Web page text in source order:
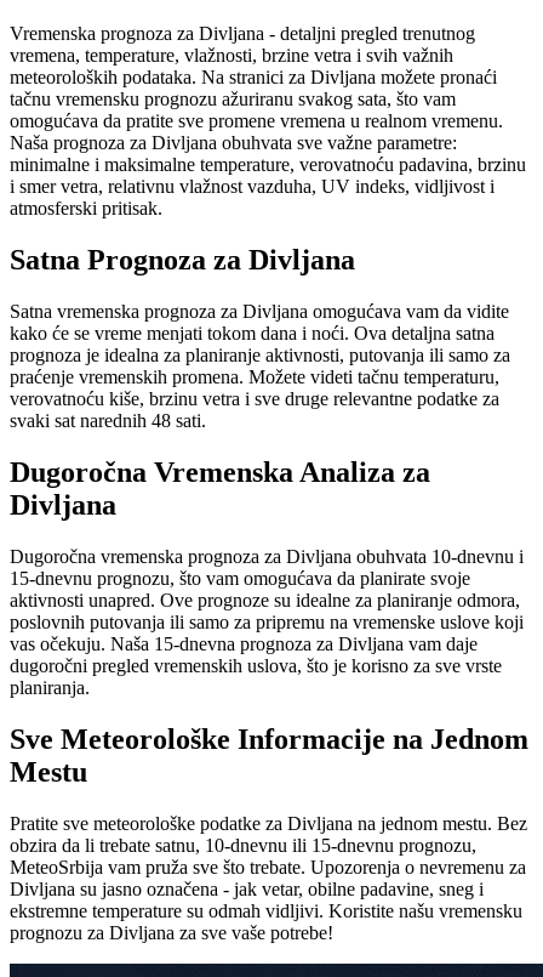
Vremenska prognoza za Divljana - detaljni pregled trenutnog
vremena, temperature, vlažnosti, brzine vetra i svih važnih
meteoroloških podataka. Na stranici za Divljana možete pronaći
tačnu vremensku prognozu ažuriranu svakog sata, što vam
omogućava da pratite sve promene vremena u realnom vremenu.
Naša prognoza za Divljana obuhvata sve važne parametre:
minimalne i maksimalne temperature, verovatnoću padavina, brzinu
i smer vetra, relativnu vlažnost vazduha, UV indeks, vidljivost i
atmosferski pritisak.
Satna Prognoza za Divljana
Satna vremenska prognoza za Divljana omogućava vam da vidite
kako će se vreme menjati tokom dana i noći. Ova detaljna satna
prognoza je idealna za planiranje aktivnosti, putovanja ili samo za
praćenje vremenskih promena. Možete videti tačnu temperaturu,
verovatnoću kiše, brzinu vetra i sve druge relevantne podatke za
svaki sat narednih 48 sati.
Dugoročna Vremenska Analiza za
Divljana
Dugoročna vremenska prognoza za Divljana obuhvata 10-dnevnu i
15-dnevnu prognozu, što vam omogućava da planirate svoje
aktivnosti unapred. Ove prognoze su idealne za planiranje odmora,
poslovnih putovanja ili samo za pripremu na vremenske uslove koji
vas očekuju. Naša 15-dnevna prognoza za Divljana vam daje
dugoročni pregled vremenskih uslova, što je korisno za sve vrste
planiranja.
Sve Meteorološke Informacije na Jednom
Mestu
Pratite sve meteorološke podatke za Divljana na jednom mestu. Bez
obzira da li trebate satnu, 10-dnevnu ili 15-dnevnu prognozu,
MeteoSrbija vam pruža sve što trebate. Upozorenja o nevremenu za
Divljana su jasno označena - jak vetar, obilne padavine, sneg i
ekstremne temperature su odmah vidljivi. Koristite našu vremensku
prognozu za Divljana za sve vaše potrebe!